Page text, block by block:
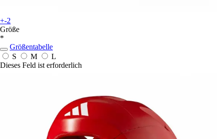
+-2
Größe
*
Größentabelle
S
M
L
Dieses Feld ist erforderlich